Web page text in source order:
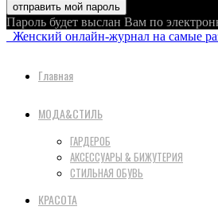
Пароль будет выслан Вам по
Женский онлайн-журнал на самые
Главная
МОДА&СТИЛЬ
ГАРДЕРОБ
АКСЕССУАРЫ & БИЖУТЕРИЯ
СТИЛЬНАЯ ОБУВЬ
КРАСОТА